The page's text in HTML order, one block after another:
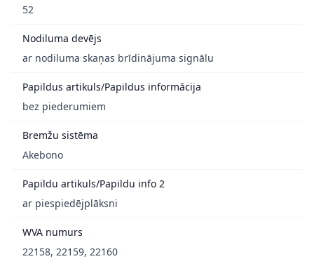
52
Nodiluma devējs
ar nodiluma skaņas brīdinājuma signālu
Papildus artikuls/Papildus informācija
bez piederumiem
Bremžu sistēma
Akebono
Papildu artikuls/Papildu info 2
ar piespiedējplāksni
WVA numurs
22158, 22159, 22160